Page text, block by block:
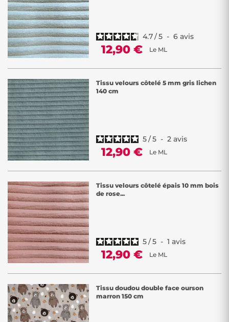
4.7/5 - 6 avis
12,90 € Le ML
Tissu velours côtelé 5 mm gris lichen
140 cm
5/5 - 2 avis
12,90 € Le ML
Tissu velours côtelé épais 10 mm bois
de rose...
5/5 - 1 avis
12,90 € Le ML
Tissu doudou double face ourson
marron 150 cm